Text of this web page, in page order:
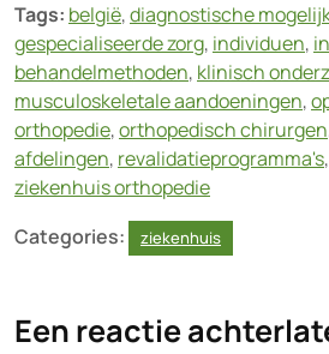
Tags: belgië,diagnostische
gespecialiseerde zorg, individuen,
behandelmethoden, klinisch
musculoskeletale aandoeningen,
orthopedie,orthopedisch chirurgen
afdelingen, revalidatieprogramma's,
ziekenhuis orthopedie
Categories:
ziekenhuis
Een reactie